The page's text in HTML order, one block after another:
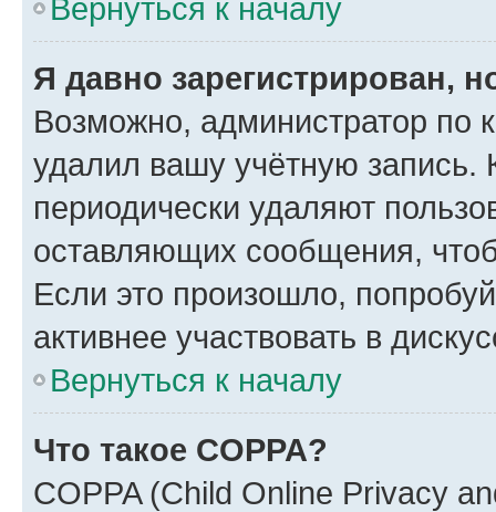
Вернуться к началу
Я давно зарегистрирован,
Возможно, администратор по
удалил вашу учётную запись.
периодически удаляют
оставляющих сообщения,
Если это произошло,
активнее участвовать в
Вернуться к началу
Что такое COPPA?
COPPA (Child Online Privacy